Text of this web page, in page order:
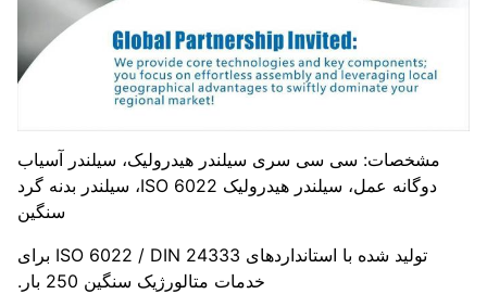
مشخصات: سی سی سری سیلندر هیدرولیک، سیلندر آسیاب
دوگانه عمل، سیلندر هیدرولیک ISO 6022، سیلندر بدنه گرد
سنگین
تولید شده با استانداردهای ISO 6022 / DIN 24333 برای
خدمات متالورژیک سنگین 250 بار.